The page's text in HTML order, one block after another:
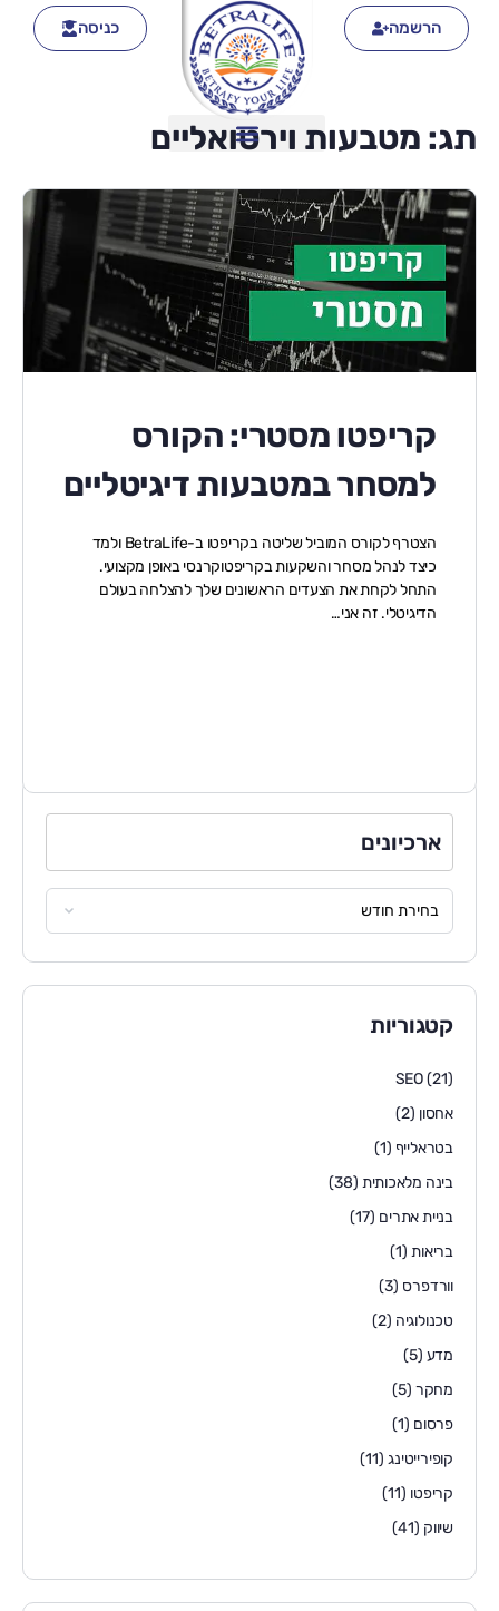
הרשמה כניסה
תג: מטבעות וירטואליים
קריפטו מסטרי: הקורס
למסחר במטבעות דיגיטליים
הצטרף לקורס המוביל שליטה בקריפטו ב-BetraLife ולמד
כיצד לנהל מסחר והשקעות בקריפטוקרנסי באופן מקצועי.
התחל לקחת את הצעדים הראשונים שלך להצלחה בעולם
הדיגיטלי. זה אני…
ארכיונים
קטגוריות
SEO(21)
אחסון (2)
בטראלייף (1)
בינה מלאכותית (38)
בניית אתרים (17)
בריאות(1)
וורדפרס (3)
טכנולוגיה (2)
מדע (5)
מחקר (5)
פרסום (1)
קופירייטינג(11)
קריפטו (11)
שיווק (41)